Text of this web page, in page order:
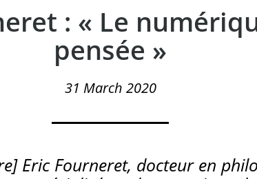
: « Le
pensée »
31 March 2020
Eric Fourneret, docteur en